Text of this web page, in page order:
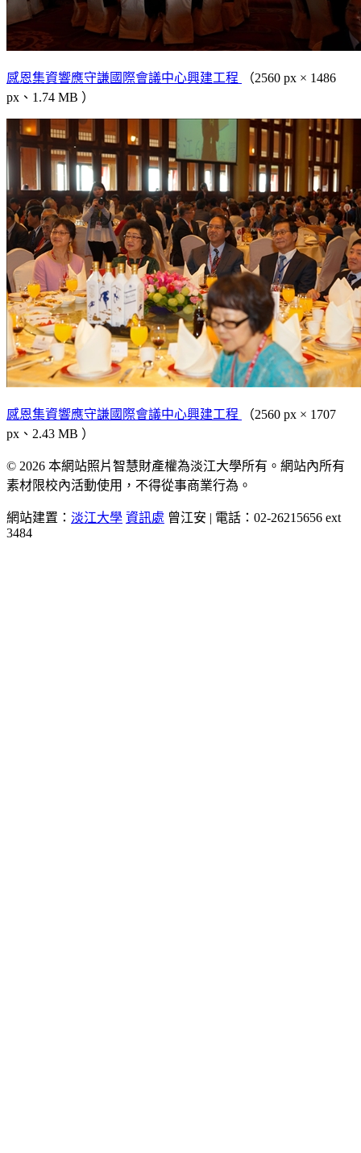
感恩集資響應守謙國際會議中心興建工程
（2560 px × 1486
px、1.74 MB ）
感恩集資響應守謙國際會議中心興建工程
（2560 px × 1707
px、2.43 MB ）
© 2026 本網站照片智慧財產權為淡江大學所有。網站內所有
素材限校內活動使用，不得從事商業行為。
網站建置： 淡江大學 資訊處 曾江安 | 電話：02-26215656 ext
3484